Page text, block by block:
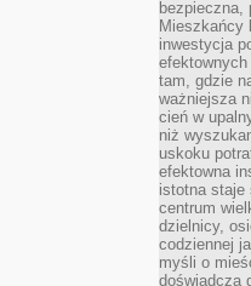
bezpieczna,
Mieszkańcy
inwestycja
tam, gdzie
ważniejsza
cień w
niż
uskoku
efektowna
istotna staje
centrum
dzielnicy,
codziennej
myśli o
doświadcza